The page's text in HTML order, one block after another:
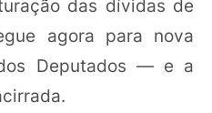
das dívidas de
agora para nova
Deputados — e a